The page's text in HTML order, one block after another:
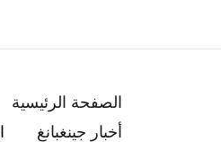
الصفحة الرئيسية
أخبار جينغبانغ